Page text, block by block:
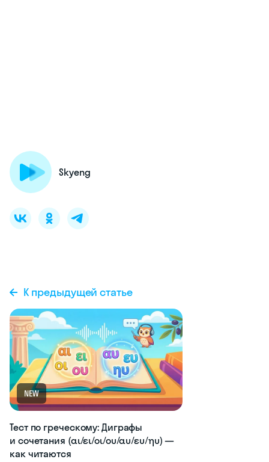
Skyeng
К предыдущей статье
NEW
Тест по греческому: Диграфы
и сочетания (αι/ει/οι/ου/αυ/ευ/ηυ) —
как читаются